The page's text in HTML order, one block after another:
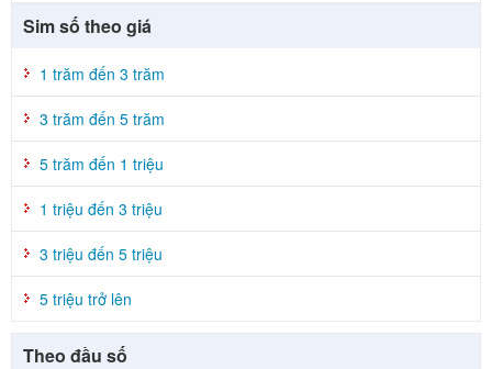
Sim số theo giá
1 trăm đến 3 trăm
3 trăm đến 5 trăm
5 trăm đến 1 triệu
1 triệu đến 3 triệu
3 triệu đến 5 triệu
5 triệu trở lên
Theo đầu số